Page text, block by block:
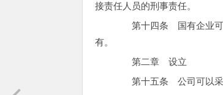
接责任人员的刑事责任。
第十四条 国有企业可以
有。
第二章 设立
第十五条 公司可以采